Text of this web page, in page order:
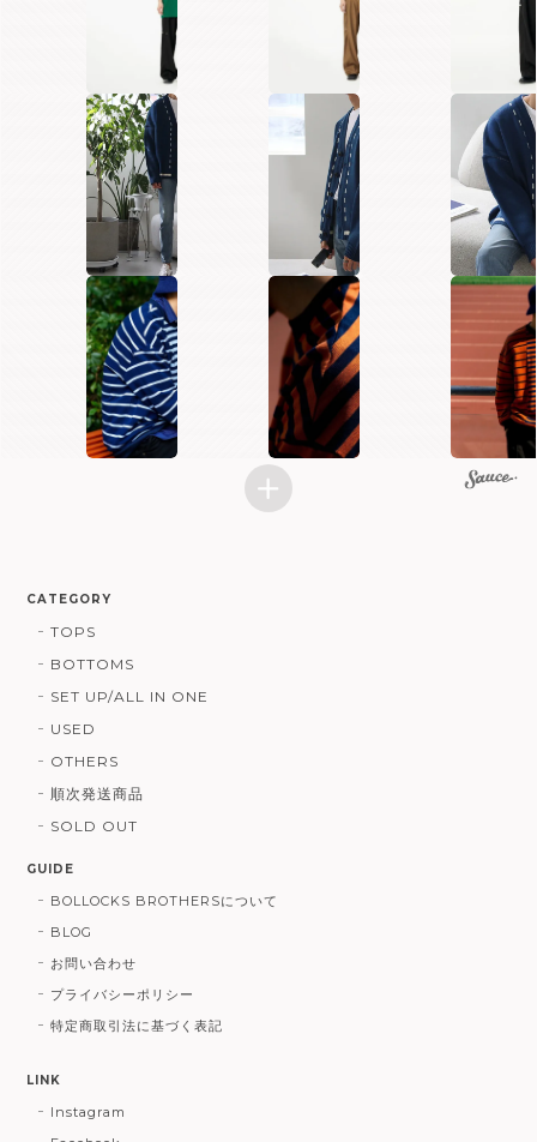
CATEGORY
TOPS
BOTTOMS
SET UP/ALL IN ONE
USED
OTHERS
順次発送商品
SOLD OUT
GUIDE
BOLLOCKS BROTHERSについて
BLOG
お問い合わせ
プライバシーポリシー
特定商取引法に基づく表記
LINK
Instagram